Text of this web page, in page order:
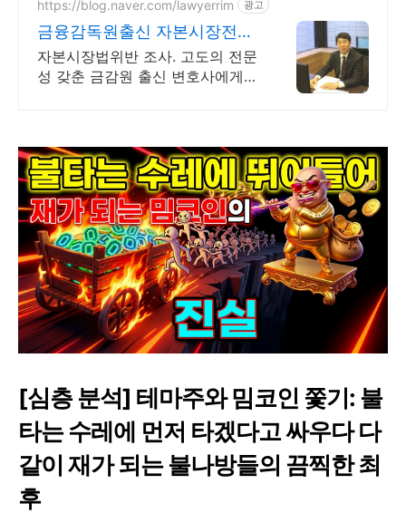
https://blog.naver.com/lawyerrim 광고
금융감독원출신 자본시장전문
가
자본시장법위반 조사. 고도의 전문
성 갖춘 금감원 출신 변호사에게
[심층 분석] 테마주와 밈코인 쫓기: 불
타는 수레에 먼저 타겠다고 싸우다 다
같이 재가 되는 불나방들의 끔찍한 최
후